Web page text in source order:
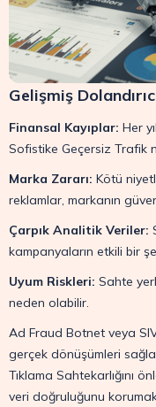
Gelişmiş
Finansal Kayıplar: Her
Sofistike Geçersiz Trafik
Marka Zararı: Kötü
reklamlar, markanın
Çarpık Analitik Veriler:
kampanyaların etkili bir
Uyum Riskleri: Sahte
neden olabilir.
Ad Fraud Botnet veya
gerçek dönüşümleri
Tıklama Sahtekarlığını
veri doğruluğunu